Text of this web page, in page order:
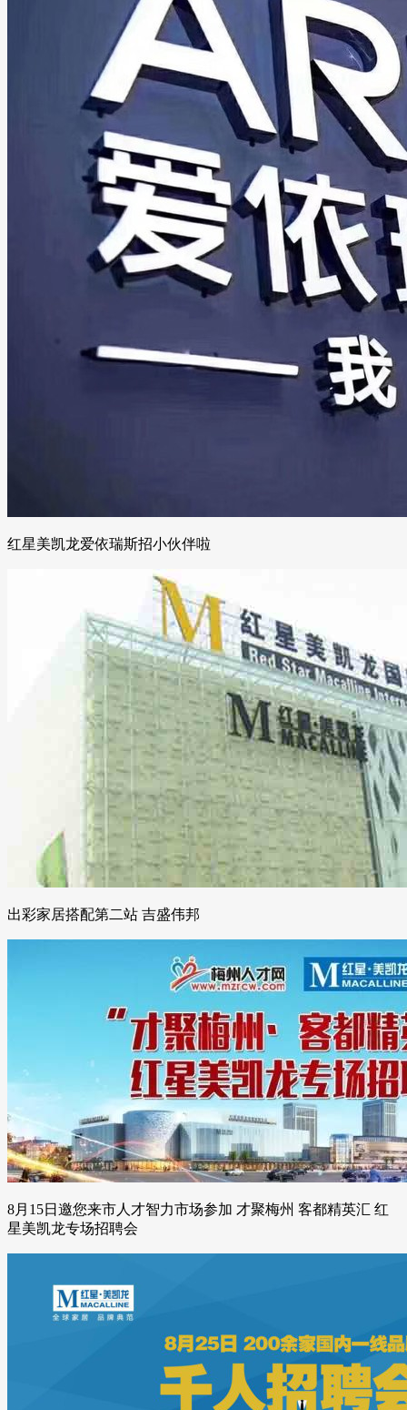
红星美凯龙爱依瑞斯招小伙伴啦
出彩家居搭配第二站 吉盛伟邦
8月15日邀您来市人才智力市场参加 才聚梅州 客都精英汇 红
星美凯龙专场招聘会